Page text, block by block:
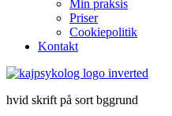
Min praksis
Priser
Cookiepolitik
Kontakt
hvid skrift på sort bggrund